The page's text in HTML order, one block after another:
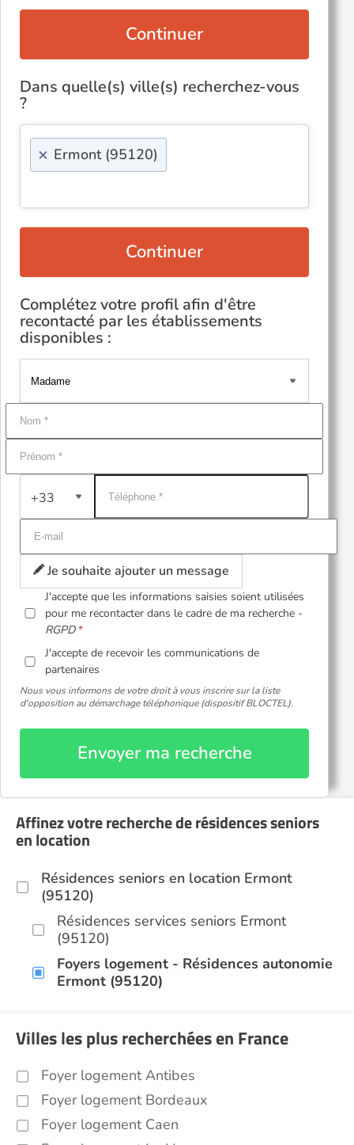
Continuer
Dans quelle(s) ville(s) recherchez-vous
?
× Ermont (95120)
Continuer
Complétez votre profil afin d'être
recontacté par les établissements
disponibles :
+33
Je souhaite ajouter un message
J'accepte que les informations saisies soient utilisées
pour me recontacter dans le cadre de ma recherche -
RGPD
J'accepte de recevoir les communications de
partenaires
Nous vous informons de votre droit à vous inscrire sur la liste
d'opposition au démarchage téléphonique (dispositif BLOCTEL).
Envoyer ma recherche
Affinez votre recherche de résidences seniors
en location
Résidences seniors en location Ermont
(95120)
Résidences services seniors Ermont
(95120)
Foyers logement - Résidences autonomie
Ermont (95120)
Villes les plus recherchées en France
Foyer logement Antibes
Foyer logement Bordeaux
Foyer logement Caen